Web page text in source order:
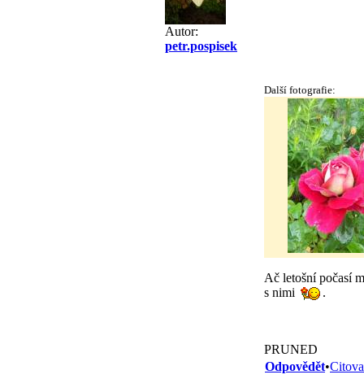
Autor:
petr.pospisek
Další fotografie:
Ač letošní počasí
s nimi
.
PRUNED
Odpovědět•